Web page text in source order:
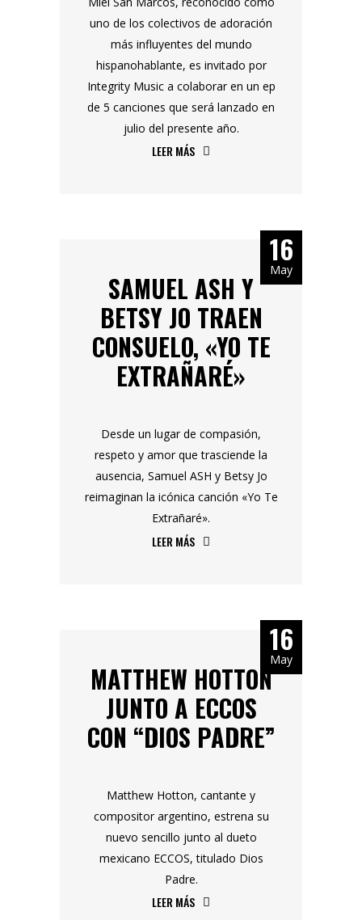
uno de los colectivos de adoración
más influyentes del mundo
hispanohablante, es invitado por
Integrity Music a colaborar en un ep
de 5 canciones que será lanzado en
julio del presente año.
LEER MÁS
16
May
SAMUEL ASH Y
BETSY JO TRAEN
CONSUELO, «YO TE
EXTRAÑARÉ»
Desde un lugar de compasión,
respeto y amor que trasciende la
ausencia, Samuel ASH y Betsy Jo
reimaginan la icónica canción «Yo Te
Extrañaré».
LEER MÁS
16
May
MATTHEW HOTTON
JUNTO A ECCOS
CON “DIOS PADRE”
Matthew Hotton, cantante y
compositor argentino, estrena su
nuevo sencillo junto al dueto
mexicano ECCOS, titulado Dios
Padre.
LEER MÁS